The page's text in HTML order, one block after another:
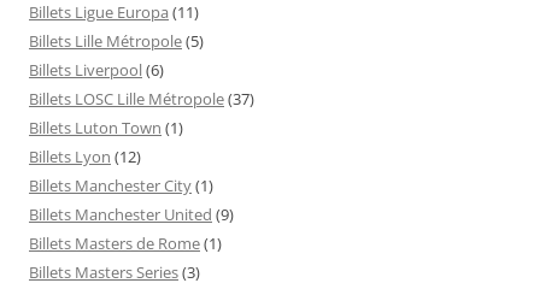
Billets Ligue Europa (11)
Billets Lille Métropole(5)
Billets Liverpool(6)
Billets LOSC Lille Métropole(37)
Billets Luton Town (1)
Billets Lyon (12)
Billets Manchester City(1)
Billets Manchester United (9)
Billets Masters de Rome(1)
Billets Masters Series(3)